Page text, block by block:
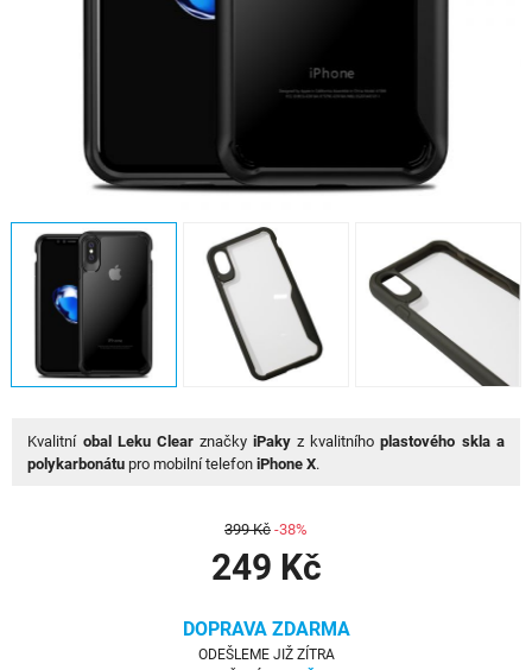
Kvalitní obal Leku ClearznačkyiPaky z kvalitníhoplastového skla a
polykarbonátu pro mobilní telefoniPhone X.
399 Kč -38%
249 Kč
DOPRAVA ZDARMA
ODEŠLEME JIŽ ZÍTRA